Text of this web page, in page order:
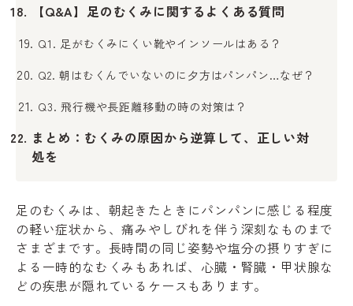
【Q&A】足のむくみに関するよくある質問
Q1. 足がむくみにくい靴やインソールはある？
Q2. 朝はむくんでいないのに夕方はパンパン…なぜ？
Q3. 飛行機や長距離移動の時の対策は？
まとめ：むくみの原因から逆算して、正しい対
処を
足のむくみは、朝起きたときにパンパンに感じる程度
の軽い症状から、痛みやしびれを伴う深刻なものまで
さまざまです。長時間の同じ姿勢や塩分の摂りすぎに
よる一時的なむくみもあれば、心臓・腎臓・甲状腺な
どの疾患が隠れているケースもあります。